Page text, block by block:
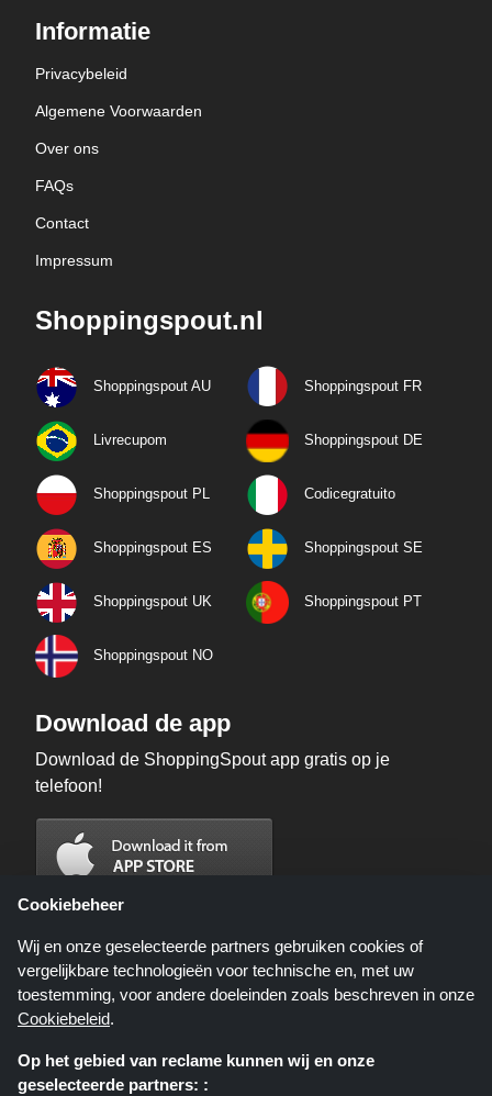
Informatie
Privacybeleid
Algemene Voorwaarden
Over ons
FAQs
Contact
Impressum
Shoppingspout.nl
Shoppingspout AU Shoppingspout FR
Livrecupom Shoppingspout DE
Shoppingspout PL Codicegratuito
Shoppingspout ES Shoppingspout SE
Shoppingspout UK Shoppingspout PT
Shoppingspout NO
Download de app
Download de ShoppingSpout app gratis op je
telefoon!
Cookiebeheer
Wij en onze geselecteerde partners gebruiken cookies of
vergelijkbare technologieën voor technische en, met uw
toestemming, voor andere doeleinden zoals beschreven in onze
Cookiebeleid.
Op het gebied van reclame kunnen wij en onze
geselecteerde partners: :